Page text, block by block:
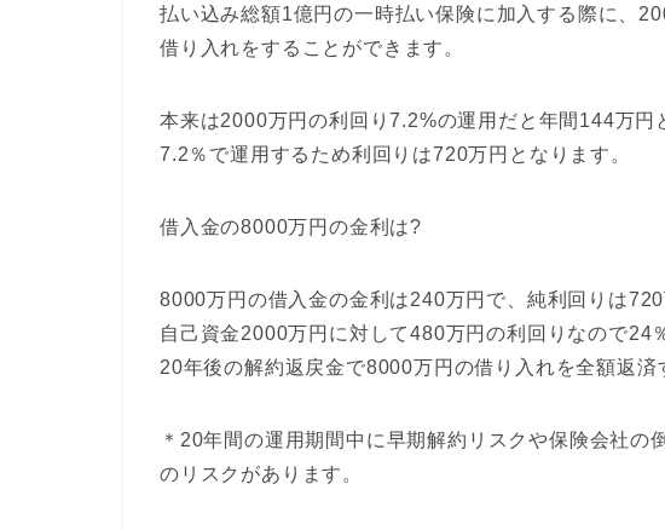
払い込み総額1億円の一時払い保険に加入する際に、
借り入れをすることができます。
本来は2000万円の利回り7.2%の運用だと年間144万円
7.2％で運用するため利回りは720万円となります。
借入金の8000万円の金利は?
8000万円の借入金の金利は240万円で、純利回りは
自己資金2000万円に対して480万円の利回りなので24
20年後の解約返戻金で8000万円の借り入れを全額返済
＊20年間の運用期間中に早期解約リスクや保険会社の
のリスクがあります。